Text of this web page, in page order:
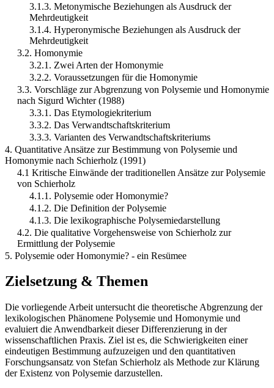
3.1.3. Metonymische Beziehungen als Ausdruck der
Mehrdeutigkeit
3.1.4. Hyperonymische Beziehungen als Ausdruck der
Mehrdeutigkeit
3.2. Homonymie
3.2.1. Zwei Arten der Homonymie
3.2.2. Voraussetzungen für die Homonymie
3.3. Vorschläge zur Abgrenzung von Polysemie und Homonymie
nach Sigurd Wichter (1988)
3.3.1. Das Etymologiekriterium
3.3.2. Das Verwandtschaftskriterium
3.3.3. Varianten des Verwandtschaftskriteriums
4. Quantitative Ansätze zur Bestimmung von Polysemie und
Homonymie nach Schierholz (1991)
4.1 Kritische Einwände der traditionellen Ansätze zur Polysemie
von Schierholz
4.1.1. Polysemie oder Homonymie?
4.1.2. Die Definition der Polysemie
4.1.3. Die lexikographische Polysemiedarstellung
4.2. Die qualitative Vorgehensweise von Schierholz zur
Ermittlung der Polysemie
5. Polysemie oder Homonymie? - ein Resümee
Zielsetzung & Themen
Die vorliegende Arbeit untersucht die theoretische Abgrenzung der
lexikologischen Phänomene Polysemie und Homonymie und
evaluiert die Anwendbarkeit dieser Differenzierung in der
wissenschaftlichen Praxis. Ziel ist es, die Schwierigkeiten einer
eindeutigen Bestimmung aufzuzeigen und den quantitativen
Forschungsansatz von Stefan Schierholz als Methode zur Klärung
der Existenz von Polysemie darzustellen.